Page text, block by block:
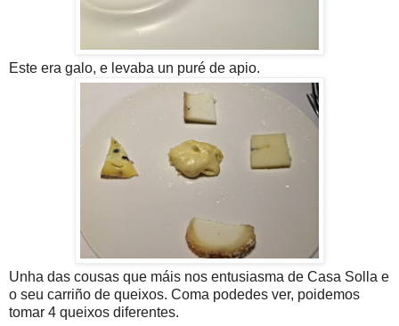
Este era galo, e levaba un puré de apio.
Unha das cousas que máis nos entusiasma de Casa Solla e
o seu carriño de queixos. Coma podedes ver, poidemos
tomar 4 queixos diferentes.